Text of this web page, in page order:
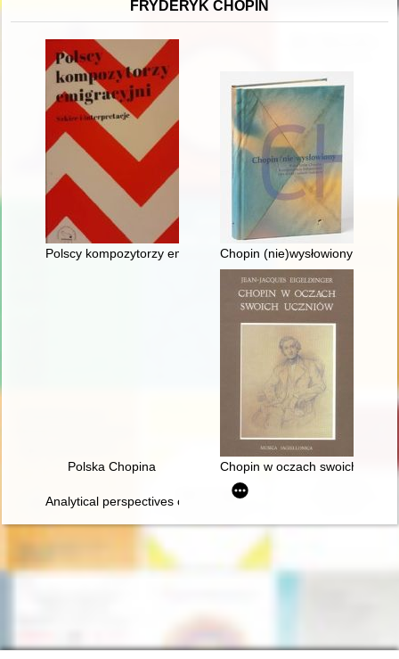
FRYDERYK CHOPIN
Polscy kompozytorzy emigracyjni. Szkice i interpretacje
Chopin (nie)wysłowiony :
Polska Chopina Chopin w oczach swoich
Analytical perspectives on the music of Chopin